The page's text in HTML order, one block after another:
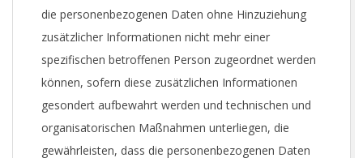
die personenbezogenen Daten ohne Hinzuziehung
zusätzlicher Informationen nicht mehr einer
spezifischen betroffenen Person zugeordnet werden
können, sofern diese zusätzlichen Informationen
gesondert aufbewahrt werden und technischen und
organisatorischen Maßnahmen unterliegen, die
gewährleisten, dass die personenbezogenen Daten